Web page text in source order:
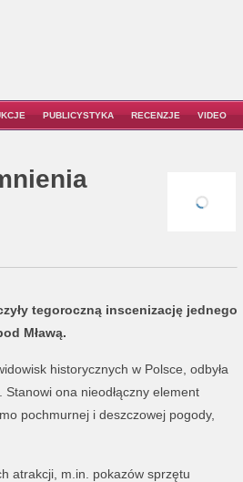
PUBLICYSTYKA RECENZJE VIDEO
tegoroczną inscenizację jednego
Mławą.
historycznych w Polsce, odbyła
ona nieodłączny element
pochmurnej i deszczowej pogody,
atrakcji, m.in. pokazów sprzętu